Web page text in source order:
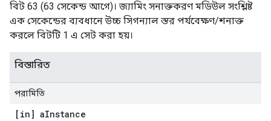
বিট 63 (63 সেকেন্ড আগে)। জ্যামিং সনাক্তকরণ মডিউল সংশ্লিষ্ট
এক সেকেন্ডের ব্যবধানে উচ্চ সিগন্যাল স্তর পর্যবেক্ষণ/শনাক্ত
করলে বিটটি 1 এ সেট করা হয়।
বিস্তারিত
পরামিতি
[in] aInstance